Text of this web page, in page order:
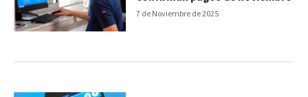
7 de Noviembre de 2025